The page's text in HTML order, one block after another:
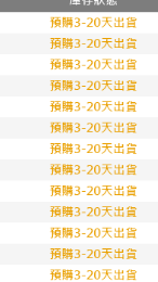
查看運費